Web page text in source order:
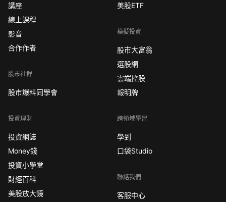
講座
線上課程
影音
合作作者
股市社群
股市爆料同學會
投資理財
投資網誌
Money錢
投資小學堂
財經百科
美股放大鏡
美股ETF
模擬投資
股市大富翁
選股網
雲端控股
報明牌
跨領域學習
學到
口袋Studio
聯絡我們
客服中心